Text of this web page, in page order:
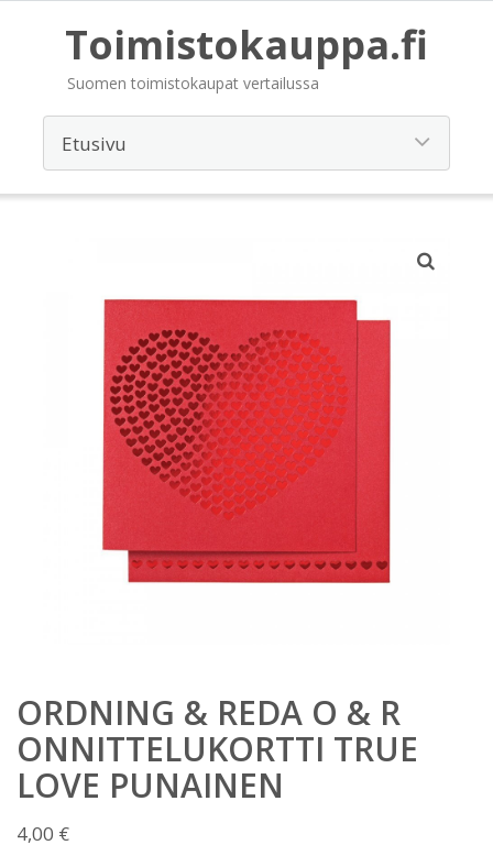
Toimistokauppa.fi
Suomen toimistokaupat vertailussa
ORDNING & REDA O & R
ONNITTELUKORTTI TRUE
LOVE PUNAINEN
4,00 €